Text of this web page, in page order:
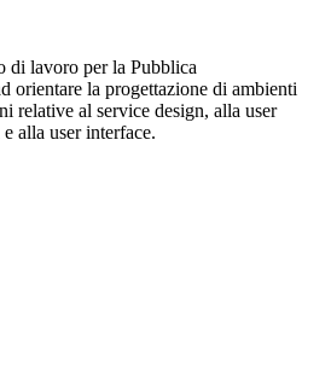
di lavoro per la Pubblica
orientare la progettazione di ambienti
relative al service design, alla user
alla user interface.